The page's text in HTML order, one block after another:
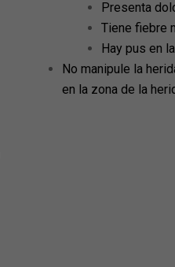
Presenta
Tiene fiebre
Hay pus en
No manipule la
en la zona de la